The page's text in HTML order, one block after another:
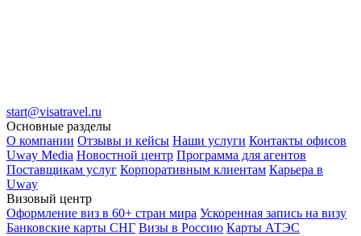
start@visatravel.ru
Основные разделы
О компании Отзывы и кейсы Наши услуги Контакты офисов
Uway Media Новостной центр Программа для агентов
Поставщикам услуг Корпоративным клиентам Карьера в
Uway
Визовый центр
Оформление виз в 60+ стран мира Ускоренная запись на визу
Банковские карты СНГ Визы в Россию Карты АТЭС